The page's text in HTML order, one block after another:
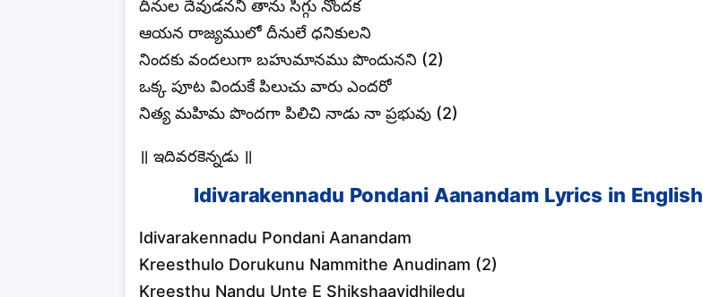
దీనుల దేవుడనని తాను సిగ్గు నొందక
ఆయన రాజ్యములో దీనులే ధనికులని
నిందకు వందలుగా బహుమానము పొందునని (2)
ఒక్క పూట విందుకే పిలుచు వారు ఎందరో
నిత్య మహిమ పొందగా పిలిచి నాడు నా ప్రభువు (2)
॥ ఇదివరకెన్నడు ॥
Idivarakennadu Pondani Aanandam Lyrics in English
Idivarakennadu Pondani Aanandam
Kreesthulo Dorukunu Nammithe Anudinam (2)
Kreesthu Nandu Unte E Shikshaavidhiledu